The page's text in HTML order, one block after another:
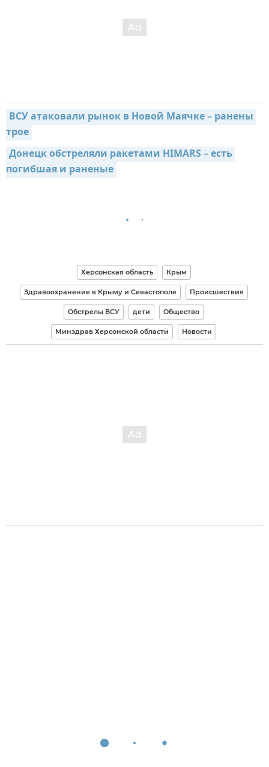
ВСУ атаковали рынок в Новой Маячке – ранены
трое
Донецк обстреляли ракетами HIMARS – есть
погибшая и раненые
Херсонская область Крым
Здравоохранение в Крыму и Севастополе Происшествия
Обстрелы ВСУ дети Общество
Минздрав Херсонской области Новости